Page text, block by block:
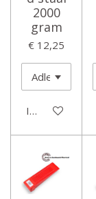
2000
gram
€ 12,25
In winkelwagen